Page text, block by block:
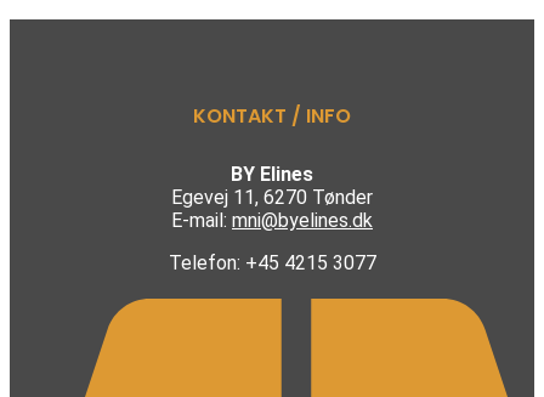
KONTAKT / INFO
BY Elines
Egevej 11, 6270 Tønder
E-mail: mni@byelines.dk
Telefon: +45 4215 3077